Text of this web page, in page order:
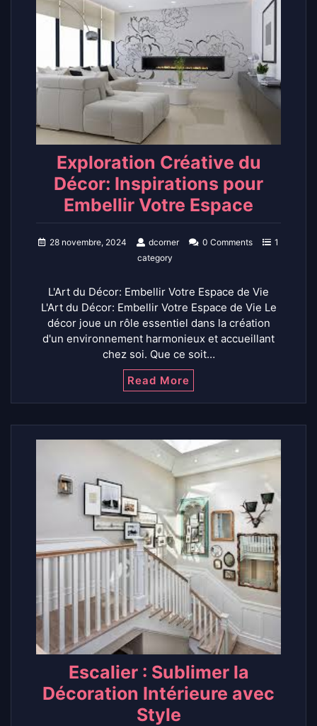
Exploration Créative du
Décor: Inspirations pour
Embellir Votre Espace
28 novembre, 2024 dcorner 0 Comments
1
category
L'Art du Décor: Embellir Votre Espace de Vie
L'Art du Décor: Embellir Votre Espace de Vie Le
décor joue un rôle essentiel dans la création
d'un environnement harmonieux et accueillant
chez soi. Que ce soit…
Read More
Escalier : Sublimer la
Décoration Intérieure avec
Style